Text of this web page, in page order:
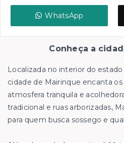
WhatsApp
Conheça a
Localizada no interior do
cidade de Mairinque encanta
atmosfera tranquila e
tradicional e ruas arborizadas,
para quem busca sossego e